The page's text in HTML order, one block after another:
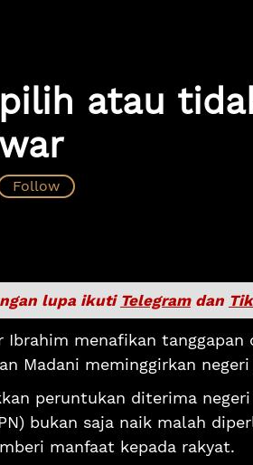
atau
lupa ikuti Telegramdan
Ibrahim menafikan tanggapan
Madani meminggirkan
peruntukan diterima
bukan saja naik malah
manfaat kepada rakyat.